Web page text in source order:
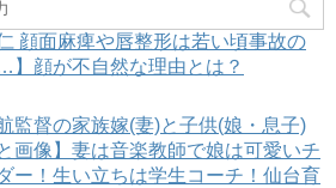
顔面麻痺や唇整形は若い頃事故の
】顔が不自然な理由とは？
監督の家族嫁(妻)と子供(娘・息子)
画像】妻は音楽教師で娘は可愛いチ
ー！生い立ちは学生コーチ！仙台育